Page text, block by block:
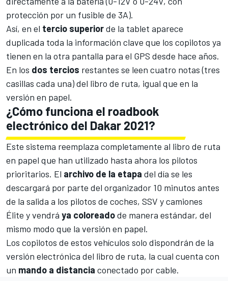
protección por un fusible de 3A).
Así, en el tercio superiorde la tablet aparece
duplicada toda la información clave que los copilotos ya
tienen en la otra pantalla para el GPS desde hace años.
En los dos tercios restantes se leen cuatro notas (tres
casillas cada una) del libro de ruta, igual que en la
versión en papel.
¿Cómo funciona el roadbook
electrónico del Dakar 2021?
Este sistema reemplaza completamente al libro de ruta
en papel que han utilizado hasta ahora los pilotos
prioritarios. El archivo de la etapa del día se les
descargará por parte del organizador 10 minutos antes
de la salida a los pilotos de coches, SSV y camiones
Élite y vendrá ya coloreadode manera estándar, del
mismo modo que la versión en papel.
Los copilotos de estos vehículos solo dispondrán de la
versión electrónica del libro de ruta, la cual cuenta con
un mando a distancia conectado por cable.